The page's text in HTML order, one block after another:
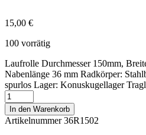
15,00 €
100 vorrätig
Laufrolle Durchmesser 150mm,
Nabenlänge 36 mm Radkörper:
spurlos Lager: Konuskugellager
In den Warenkorb
Artikelnummer 36R1502